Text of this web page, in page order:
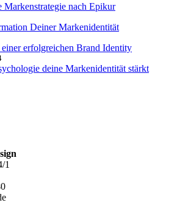
Markenstrategie nach Epikur
Deiner Markenidentität
erfolgreichen Brand Identity
deine Markenidentität stärkt
1